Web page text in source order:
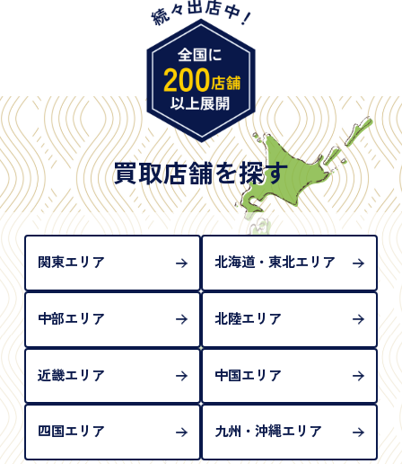
・旧パスポート
※原則として「公的機関が発行し、氏名、住所、生
年月日が記載されているもの
※日本国政府発行のもの
※2020年2月4日以降に申請された新型パスポートに
は「所持人記入欄（住所記載欄）」が存在しないた
め、単体では古物営業法上の本人確認書類として認
められない（住所確認ができないため）。補助書類
が必要となります
買取店舗を探す
関東エリア 北海道・東北エリア
中部エリア 北陸エリア
近畿エリア 中国エリア
四国エリア 九州・沖縄エリア